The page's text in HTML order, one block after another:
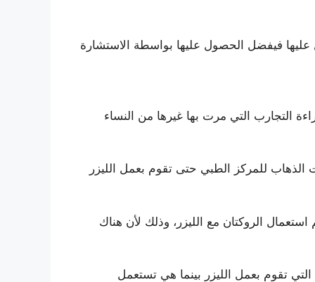
عليها فيفضل الحصول عليها بواسطة الاستشارة
التجارب التي مرت بها غيرها من النساء
للمركز الطبي حتى تقوم بعمل الليزر
الروكتان مع الليزر، وذلك لأن هناك
تقوم بعمل الليزر بينما هي تستعمل